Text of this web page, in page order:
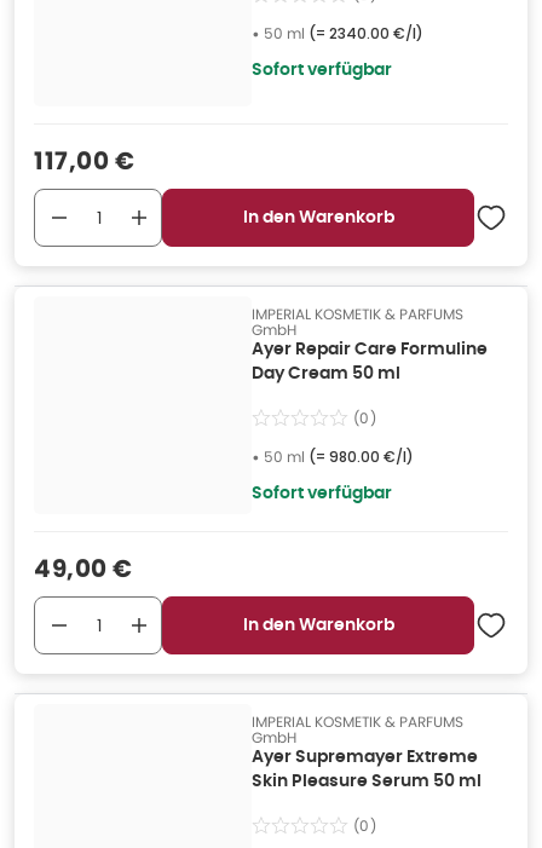
• 50 ml (= 2340.00 €/l)
Sofort verfügbar
Verkaufspreis
117,00 €
In den Warenkorb
IMPERIAL KOSMETIK & PARFUMS
GmbH
Ayer Repair Care Formuline
Day Cream 50 ml
(0)
• 50 ml (= 980.00 €/l)
Sofort verfügbar
Verkaufspreis
49,00 €
In den Warenkorb
IMPERIAL KOSMETIK & PARFUMS
GmbH
Ayer Supremayer Extreme
Skin Pleasure Serum 50 ml
(0)